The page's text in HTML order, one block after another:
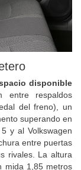
disponible
entre respaldos
del freno), un
superando en
y al Volkswagen
entre puertas
rivales. La altura